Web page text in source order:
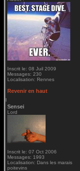
Inscrit le: 08 Juil 2009
Messages: 230
Localisation: Rennes
Revenir en haut
Sensei
Lord
Inscrit le: 07 Oct 2006
Messages: 1993
Localisation: Dans les marais
poitevins